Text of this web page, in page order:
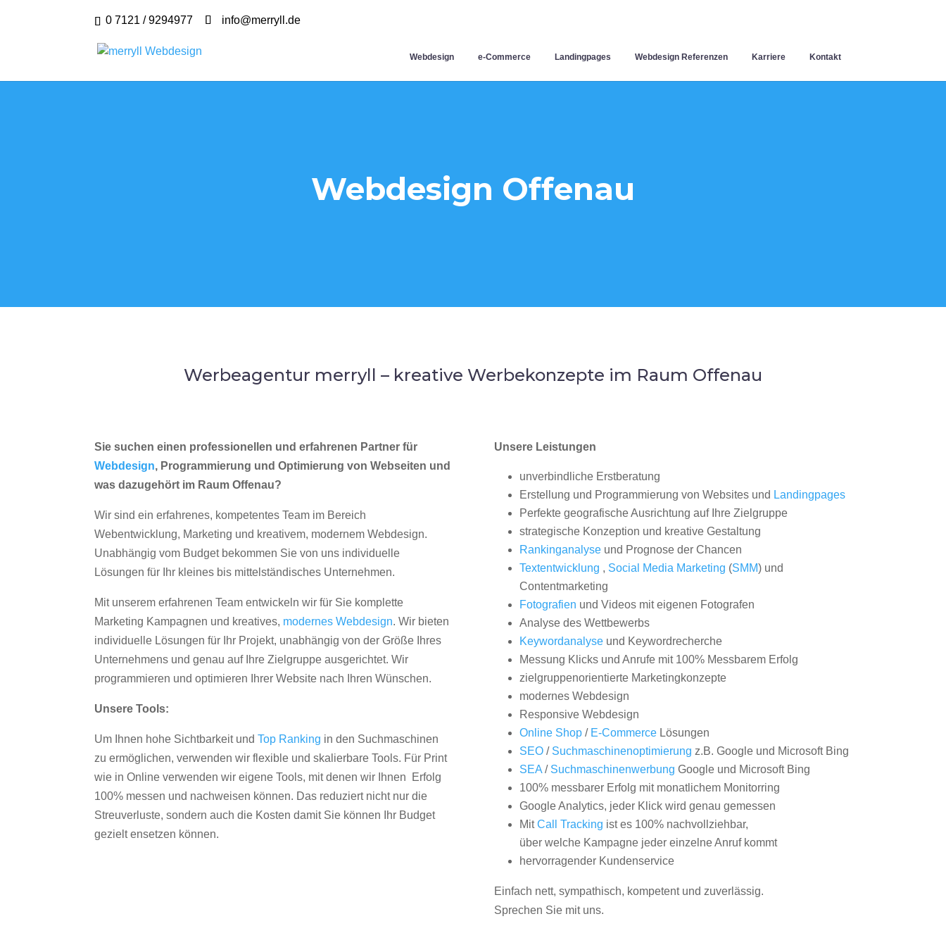
0 7121 / 9294977 info@merryll.de
Webdesign e-Commerce Landingpages Webdesign Referenzen Karriere Kontakt
Webdesign Offenau
Werbeagentur merryll – kreative Werbekonzepte im Raum Offenau
Sie suchen einen professionellen und erfahrenen Partner für
Webdesign, Programmierung und Optimierung von Webseiten und
was dazugehört im Raum Offenau?
Wir sind ein erfahrenes, kompetentes Team im Bereich
Webentwicklung, Marketing und kreativem, modernem Webdesign.
Unabhängig vom Budget bekommen Sie von uns individuelle
Lösungen für Ihr kleines bis mittelständisches Unternehmen.
Mit unserem erfahrenen Team entwickeln wir für Sie komplette
Marketing Kampagnen und kreatives, modernes Webdesign. Wir bieten
individuelle Lösungen für Ihr Projekt, unabhängig von der Größe Ihres
Unternehmens und genau auf Ihre Zielgruppe ausgerichtet. Wir
programmieren und optimieren Ihrer Website nach Ihren Wünschen.
Unsere Tools:
Um Ihnen hohe Sichtbarkeit undTop Ranking in den Suchmaschinen
zu ermöglichen, verwenden wir flexible und skalierbare Tools. Für Print
wie in Online verwenden wir eigene Tools, mit denen wir Ihnen Erfolg
100% messen und nachweisen können. Das reduziert nicht nur die
Streuverluste, sondern auch die Kosten damit Sie können Ihr Budget
gezielt ensetzen können.
Unsere Leistungen
unverbindliche Erstberatung
Erstellung und Programmierung von Websites und Landingpages
Perfekte geografische Ausrichtung auf Ihre Zielgruppe
strategische Konzeption und kreative Gestaltung
Rankinganalyseund Prognose der Chancen
Textentwicklung , Social Media Marketing (SMM) und
Contentmarketing
Fotografien und Videos mit eigenen Fotografen
Analyse des Wettbewerbs
Keywordanalyseund Keywordrecherche
Messung Klicks und Anrufe mit 100% Messbarem Erfolg
zielgruppenorientierte Marketingkonzepte
modernes Webdesign
Responsive Webdesign
Online Shop/ E-CommerceLösungen
SEO/ Suchmaschinenoptimierung z.B. Google und Microsoft Bing
SEA/ Suchmaschinenwerbung Google und Microsoft Bing
100% messbarer Erfolg mit monatlichem Monitorring
Google Analytics, jeder Klick wird genau gemessen
MitCall Tracking ist es 100% nachvollziehbar,
über welche Kampagne jeder einzelne Anruf kommt
hervorragender Kundenservice
Einfach nett, sympathisch, kompetent und zuverlässig.
Sprechen Sie mit uns.